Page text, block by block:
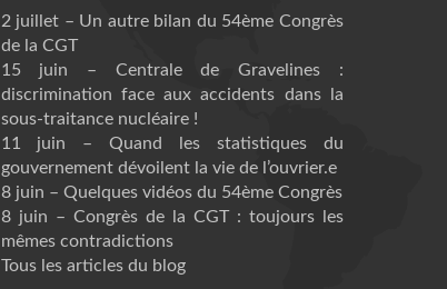
2 juillet – Un autre bilan du 54ème Congrès
de la CGT
15 juin – Centrale de Gravelines :
discrimination face aux accidents dans la
sous-traitance nucléaire !
11 juin – Quand les statistiques du
gouvernement dévoilent la vie de l’ouvrier.e
8 juin – Quelques vidéos du 54ème Congrès
8 juin – Congrès de la CGT : toujours les
mêmes contradictions
Tous les articles du blog